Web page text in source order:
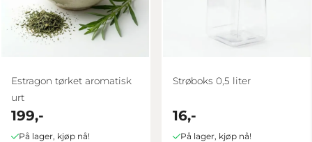
Estragon tørket aromatisk
urt
199,-
På lager, kjøp nå!
Strøboks 0,5 liter
16,-
På lager, kjøp nå!